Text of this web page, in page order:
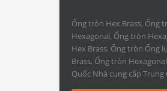
Ống tròn Hex Brass, Ống
Hexagonal, Ống tròn
Hex Brass, Ống tròn Ống
Brass, Ống tròn
Quốc Nhà cung cấp Trung